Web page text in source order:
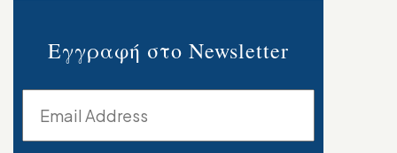
Εγγραφή στο Newsletter